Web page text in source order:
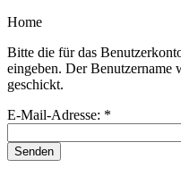
Home
Bitte die für das
eingeben. Der Benutzername
geschickt.
E-Mail-Adresse: *
Senden